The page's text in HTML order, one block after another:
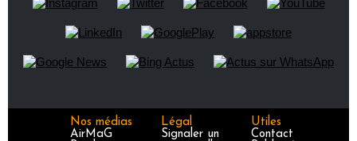
Nos médias
AirMaG
Légal
Signaler un
Utiles
Contact